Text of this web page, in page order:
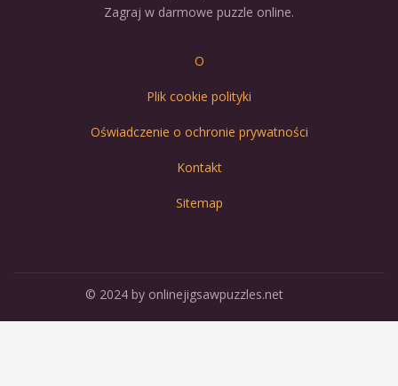
Zagraj w darmowe puzzle online.
O
Plik cookie polityki
Oświadczenie o ochronie prywatności
Kontakt
Sitemap
© 2024 by onlinejigsawpuzzles.net